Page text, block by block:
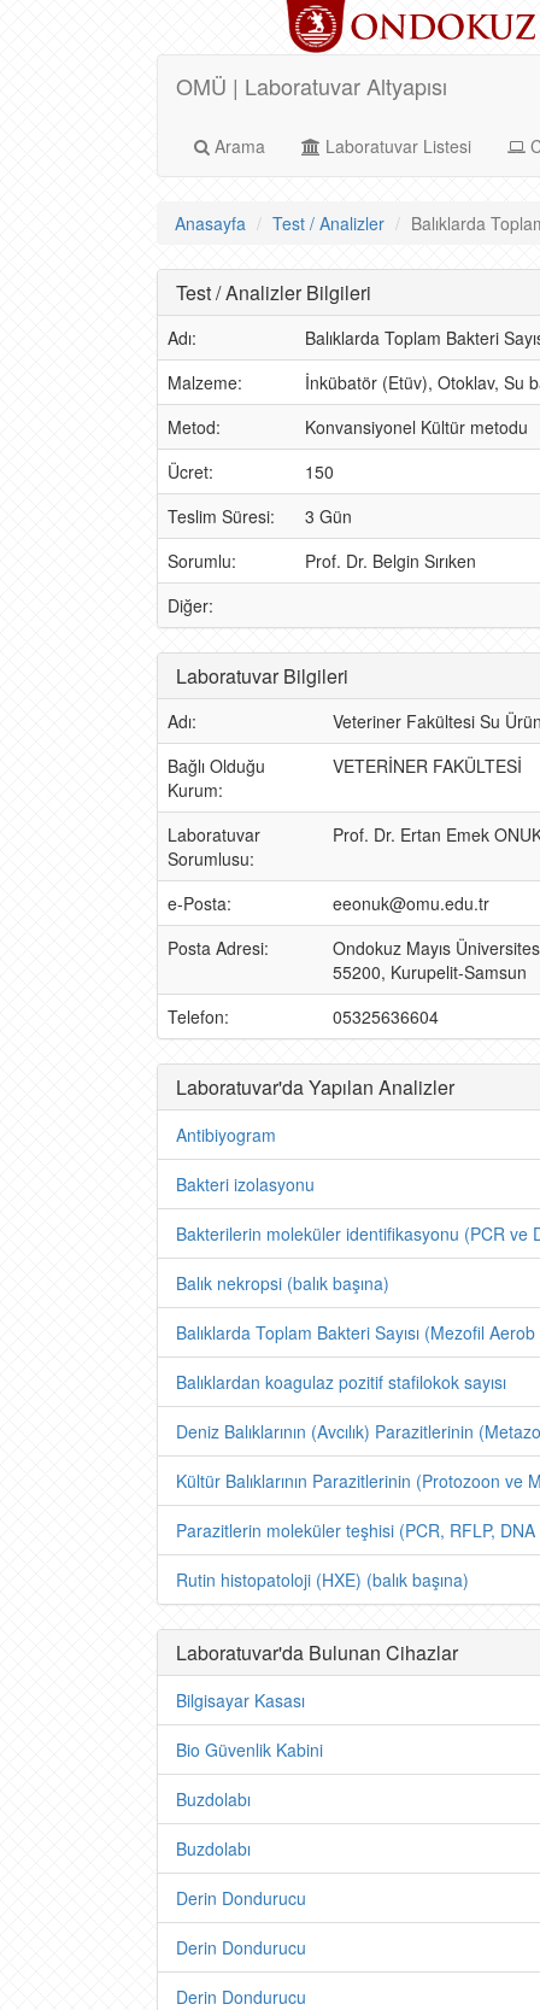
OMÜ | Laboratuvar Altyapısı
Arama Laboratuvar Listesi
Anasayfa Test / Analizler Balıklarda
Test / Analizler Bilgileri
Adı:
Balıklarda Toplam Bakteri
Malzeme:
İnkübatör (Etüv), Otoklav, Su
Metod:
Konvansiyonel Kültür metodu
Ücret:
150
Teslim Süresi:
3 Gün
Sorumlu:
Prof. Dr. Belgin Sırıken
Diğer:
Laboratuvar Bilgileri
Adı:
Veteriner Fakültesi Su
Bağlı Olduğu
Kurum:
VETERİNER FAKÜLTESİ
Laboratuvar
Sorumlusu:
Prof. Dr. Ertan Emek
e-Posta:
eeonuk@omu.edu.tr
Posta Adresi:
Ondokuz Mayıs
55200, Kurupelit-Samsun
Telefon:
05325636604
Laboratuvar'da Yapılan Analizler
Antibiyogram
Bakteri izolasyonu
Bakterilerin moleküler identifikasyonu (PCR ve
Balık nekropsi (balık başına)
Balıklarda Toplam Bakteri Sayısı (Mezofil Aerob
Balıklardan koagulaz pozitif stafilokok sayısı
Deniz Balıklarının (Avcılık) Parazitlerinin
Kültür Balıklarının Parazitlerinin (Protozoon ve
Parazitlerin moleküler teşhisi (PCR, RFLP,
Rutin histopatoloji (HXE) (balık başına)
Laboratuvar'da Bulunan Cihazlar
Bilgisayar Kasası
Bio Güvenlik Kabini
Buzdolabı
Buzdolabı
Derin Dondurucu
Derin Dondurucu
Derin Dondurucu